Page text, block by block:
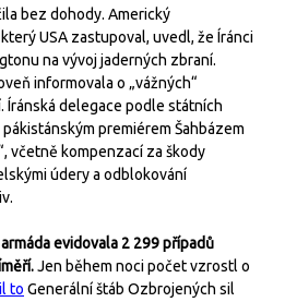
bez dohody. Americký
USA zastupoval, uvedl, že Íránci
na vývoj jaderných zbraní.
informovala o „vážných“
Íránská delegace podle státních
premiérem Šahbázem
včetně kompenzací za škody
údery a odblokování
evidovala 2 299 případů
Jen během noci počet vzrostl o
to Generální štáb Ozbrojených sil